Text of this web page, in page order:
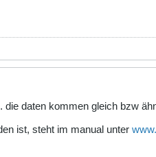
die daten kommen gleich bzw
ist, steht im manual unter